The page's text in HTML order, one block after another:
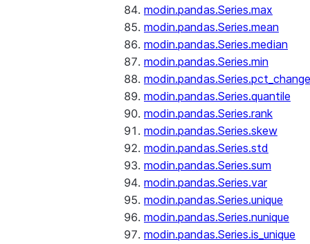
modin.pandas.Series.max
modin.pandas.Series.mean
modin.pandas.Series.median
modin.pandas.Series.min
modin.pandas.Series.pct_change
modin.pandas.Series.quantile
modin.pandas.Series.rank
modin.pandas.Series.skew
modin.pandas.Series.std
modin.pandas.Series.sum
modin.pandas.Series.var
modin.pandas.Series.unique
modin.pandas.Series.nunique
modin.pandas.Series.is_unique